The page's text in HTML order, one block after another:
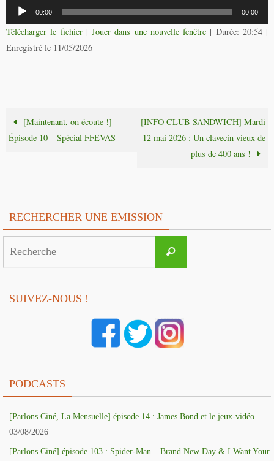
Lecteur
audio
00:00 00:00
Télécharger le fichier| Jouer dans une nouvelle fenêtre | Durée: 20:54|
Enregistré le 11/05/2026
[Maintenant, on écoute !]
Épisode 10 – Spécial FFEVAS
[INFO CLUB SANDWICH] Mardi
12 mai 2026 : Un clavecin vieux de
plus de 400 ans !
RECHERCHER UNE EMISSION
Recherche
SUIVEZ-NOUS !
PODCASTS
[Parlons Ciné, La Mensuelle] épisode 14 : James Bond et le jeux-vidéo
03/08/2026
[Parlons Ciné] épisode 103 : Spider-Man – Brand New Day & I Want Your